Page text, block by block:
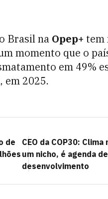
Brasil na Opep+ tem
momento que o
em 49%
em 2025.
de
CEO da COP30: Clima
um nicho, é agenda de
desenvolvimento